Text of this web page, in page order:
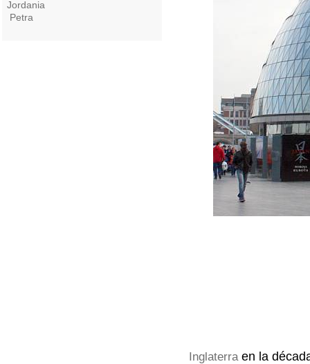
Jordania
Petra
Inglaterraen la